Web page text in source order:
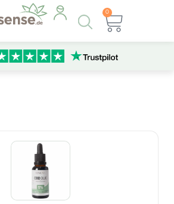
Products
search
0